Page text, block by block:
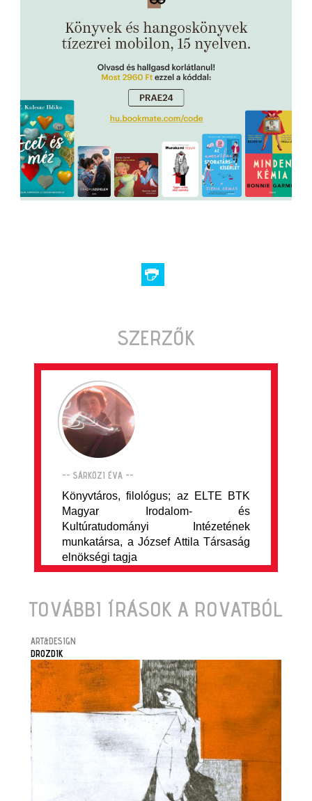
SZERZŐK
-- SÁRKÖZI ÉVA --
Könyvtáros, filológus; az ELTE BTK
Magyar Irodalom- és
Kultúratudományi Intézetének
munkatársa, a József Attila Társaság
elnökségi tagja
TOVÁBBI ÍRÁSOK A ROVATBÓL
ART&DESIGN
DROZDIK